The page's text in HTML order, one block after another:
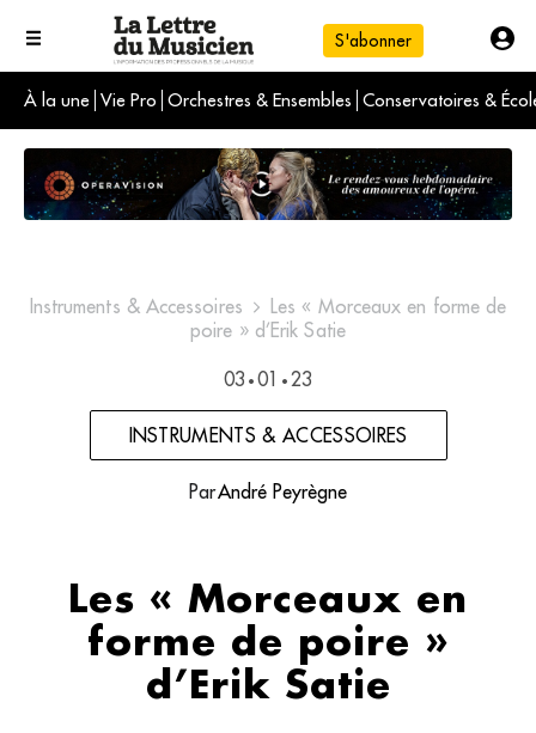
S'abonner
À la une Vie Pro Orchestres & Ensembles Conservatoires &
L'info du jour
Le numéro du mois
International
Instruments & Accessoires
Les « Morceaux en forme de
poire » d’Erik Satie
03 • 01 • 23
INSTRUMENTS & ACCESSOIRES
ParAndré Peyrègne
Les « Morceaux en
forme de poire »
d’Erik Satie